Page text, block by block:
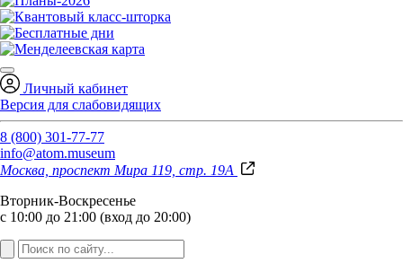
Личный кабинет
Версия для слабовидящих
8 (800) 301-77-77
info@atom.museum
Москва, проспект Мира 119, стр. 19А
Вторник-Воскресенье
с 10:00 до 21:00 (вход до 20:00)